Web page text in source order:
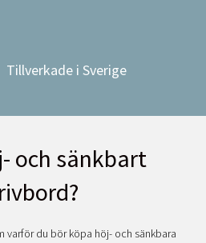
Tillverkade i Sverige
och sänkbart
varför du bör köpa höj- och sänkbara